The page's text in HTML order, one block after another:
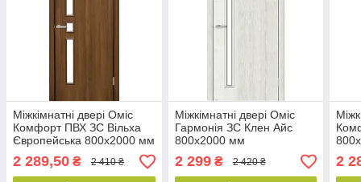
Міжкімнатні двері Оміс
Комфорт ПВХ ЗС Вільха
Європейська 800х2000 мм
2 289,50 ₴ 2 410 ₴
Міжкімнатні двері Оміс
Гармонія ЗС Клен Айс
800х2000 мм
2 299₴ 2 420 ₴ 2